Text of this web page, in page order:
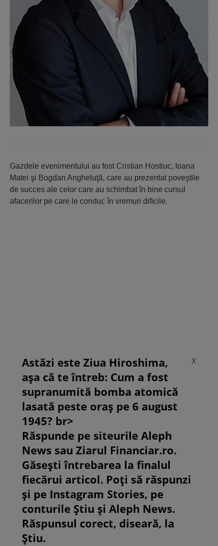
Gazdele evenimentului au fost Cristian Hostiuc, Ioana
Matei şi Bogdan Angheluţă, care au prezentat poveştile
de succes ale celor care au schimbat în bine cursul
afacerilor pe care le conduc în vremuri dificile.
X
Astăzi este Ziua Hiroshima,
așa că te întreb: Cum a fost
supranumită bomba atomică
lasată peste oraș pe 6 august
1945? br>
Răspunde pe siteurile Aleph
News sau Ziarul Financiar.ro.
Găsești întrebarea la finalul
fiecărui articol. Poți să răspunzi
și pe Instagram Stories, pe
conturile Știu și Aleph News.
Răspunsul corect, diseară, la
Știu.